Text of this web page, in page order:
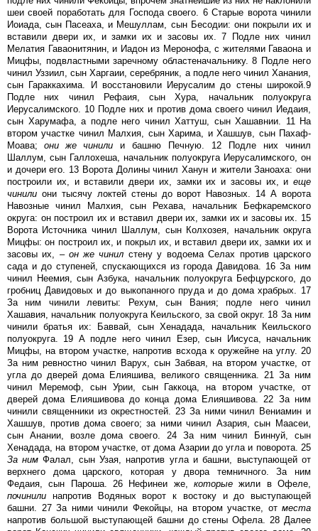
шеи своей поработать для Господа своего. 6 Старые ворота чинили
Иоиада, сын Пасеаха, и Мешуллам, сын Бесодии: они покрыли их и
вставили двери их, и замки их и засовы их. 7 Подле них чинил
Мелатия Гаваонитянин, и Иадон из Меронофа, с жителями Гаваона и
Мицфы, подвластными заречному областеначальнику. 8 Подле него
чинил Уззиил, сын Харгаии, серебряник, а подле него чинил Ханания,
сын Гараккахима. И восстановили Иерусалим до стены широкой.9
Подле них чинил Рефаия, сын Хура, начальник полуокруга
Иерусалимского. 10 Подле них и против дома своего чинил Иедаия,
сын Харумафа, а подле него чинил Хаттуш, сын Хашавнии. 11 На
втором участке чинил Малхия, сын Харима, и Хашшув, сын Пахаф-
Моава; они же чинили и башню Печную. 12 Подле них чинил
Шаллум, сын Галлохеша, начальник полуокруга Иерусалимского, он
и дочери его. 13 Ворота Долины чинил Ханун и жители Заноаха: они
построили их, и вставили двери их, замки их и засовы их, и еще
чинили они тысячу локтей стены до ворот Навозных. 14 А ворота
Навозные чинил Малхия, сын Рехава, начальник Бефкаремского
округа: он построил их и вставил двери их, замки их и засовы их. 15
Ворота Источника чинил Шаллум, сын Колхозея, начальник округа
Мицфы: он построил их, и покрыл их, и вставил двери их, замки их и
засовы их, – он же чинил стену у водоема Селах против царского
сада и до ступеней, спускающихся из города Давидова. 16 За ним
чинил Неемия, сын Азбука, начальник полуокруга Бефцурского, до
гробниц Давидовых и до выкопанного пруда и до дома храбрых. 17
За ним чинили левиты: Рехум, сын Вания; подле него чинил
Хашавия, начальник полуокруга Кеильского, за свой округ. 18 За ним
чинили братья их: Баввай, сын Хенадада, начальник Кеильского
полуокруга. 19 А подле него чинил Езер, сын Иисуса, начальник
Мицфы, на втором участке, напротив всхода к оружейне на углу. 20
За ним ревностно чинил Варух, сын Забвая, на втором участке, от
угла до дверей дома Елияшива, великого священника. 21 За ним
чинил Меремоф, сын Урии, сын Гаккоца, на втором участке, от
дверей дома Елияшивова до конца дома Елияшивова. 22 За ним
чинили священники из окрестностей. 23 За ними чинил Вениамин и
Хашшув, против дома своего; за ними чинил Азария, сын Маасеи,
сын Анании, возле дома своего. 24 За ним чинил Биннуй, сын
Хенадада, на втором участке, от дома Азарии до угла и поворота. 25
За ним Фалал, сын Узая, напротив угла и башни, выступающей от
верхнего дома царского, которая у двора темничного. За ним
Федаия, сын Пароша. 26 Нефинеи же, которые жили в Офеле,
починили напротив Водяных ворот к востоку и до выступающей
башни. 27 За ними чинили Фекойцы, на втором участке, от места
напротив большой выступающей башни до стены Офела. 28 Далее